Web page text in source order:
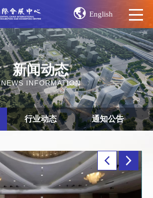
English
新闻动态
NEWS INFORMATION
行业动态 通知公告